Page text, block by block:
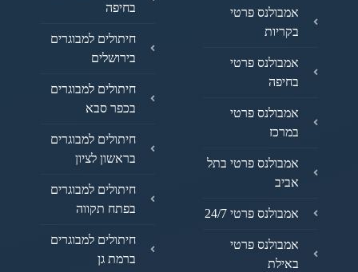
אמבולנס פרטי
בקריות
אמבולנס פרטי
בחיפה
אמבולנס פרטי
במרכז
אמבולנס פרטי בתל
אביב
אמבולנס פרטי 24/7
אמבולנס פרטי
באילת
בחיפה
חיתולים למבוגרים
בירושלים
חיתולים למבוגרים
בכפר סבא
חיתולים למבוגרים
בראשון לציון
חיתולים למבוגרים
בפתח תקווה
חיתולים למבוגרים
ברמת גן